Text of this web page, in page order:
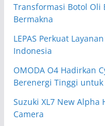
Transformasi Botol Oli
Bermakna
LEPAS Perkuat
Indonesia
OMODA O4 Hadirkan
Berenergi Tinggi untuk
Suzuki XL7 New
Camera